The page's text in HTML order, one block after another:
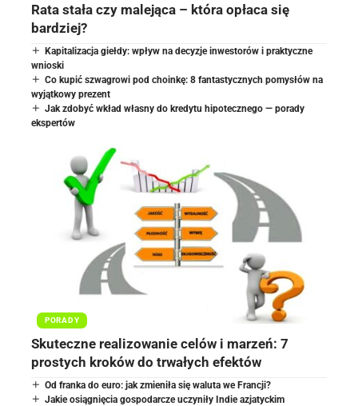
Rata stała czy malejąca – która opłaca się
bardziej?
Kapitalizacja giełdy: wpływ na decyzje inwestorów i praktyczne
wnioski
Co kupić szwagrowi pod choinkę: 8 fantastycznych pomysłów na
wyjątkowy prezent
Jak zdobyć wkład własny do kredytu hipotecznego — porady
ekspertów
PORADY
Skuteczne realizowanie celów i marzeń: 7
prostych kroków do trwałych efektów
Od franka do euro: jak zmieniła się waluta we Francji?
Jakie osiągnięcia gospodarcze uczyniły Indie azjatyckim